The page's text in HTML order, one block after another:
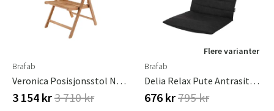
Brafab
Veronica Posisjonsstol Natur Teak
3 154 kr3 710 kr
Flere varianter
Brafab
Delia Relax Pute Antrasitt Brafab
676 kr795 kr